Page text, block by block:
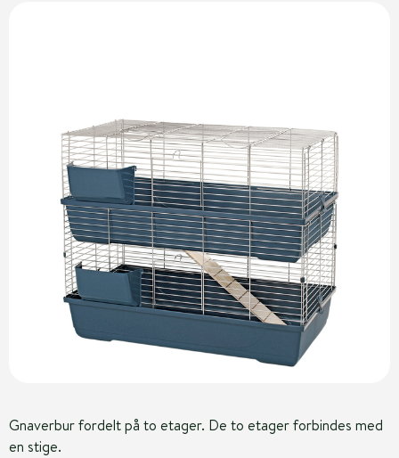
Gnaverbur fordelt på to etager. De to etager forbindes med
en stige.